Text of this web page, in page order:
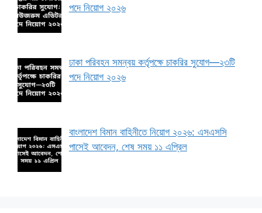
পদে নিয়োগ ২০২৬
ঢাকা পরিবহন সমন্বয় কর্তৃপক্ষে চাকরির সুযোগ—২৩টি
পদে নিয়োগ ২০২৬
বাংলাদেশ বিমান বাহিনীতে নিয়োগ ২০২৬: এসএসসি
পাসেই আবেদন, শেষ সময় ১১ এপ্রিল